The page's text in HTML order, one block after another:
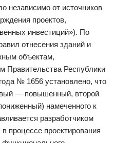
независимо от источников
проектов,
инвестиций»). По
отнесения зданий и
объектам,
Правительства Республики
№ 1656 установлено, что
— повышенный, второй
намеченного к
разработчиком
процессе проектирования